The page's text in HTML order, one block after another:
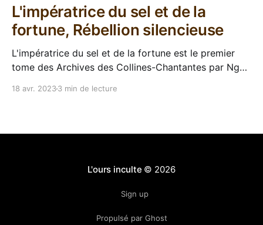
L'impératrice du sel et de la
fortune, Rébellion silencieuse
L'impératrice du sel et de la fortune est le premier
tome des Archives des Collines-Chantantes par Nghi
18 avr. 20233 min de lecture
L'ours inculte © 2026
Sign up
Propulsé par Ghost